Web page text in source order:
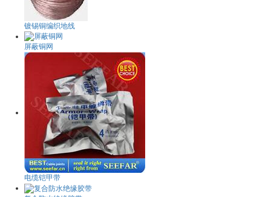
镀锡铜编织地线
屏蔽铜网
电缆铠甲带